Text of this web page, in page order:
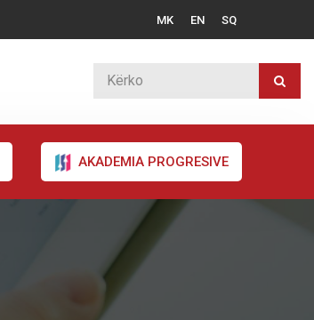
MK EN SQ
AKADEMIA PROGRESIVE